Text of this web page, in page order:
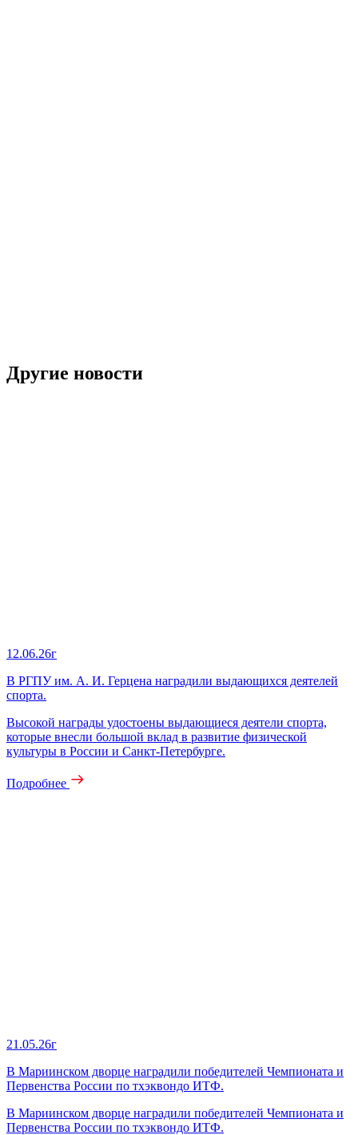
Другие новости
12.06.26г
В РГПУ им. А. И. Герцена наградили выдающихся деятелей
спорта.
Высокой награды удостоены выдающиеся деятели спорта,
которые внесли большой вклад в развитие физической
культуры в России и Санкт-Петербурге.
Подробнее
21.05.26г
В Мариинском дворце наградили победителей Чемпионата и
Первенства России по тхэквондо ИТФ.
В Мариинском дворце наградили победителей Чемпионата и
Первенства России по тхэквондо ИТФ.